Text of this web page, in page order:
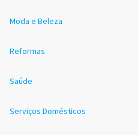
Moda e Beleza
Reformas
Saúde
Serviços Domésticos